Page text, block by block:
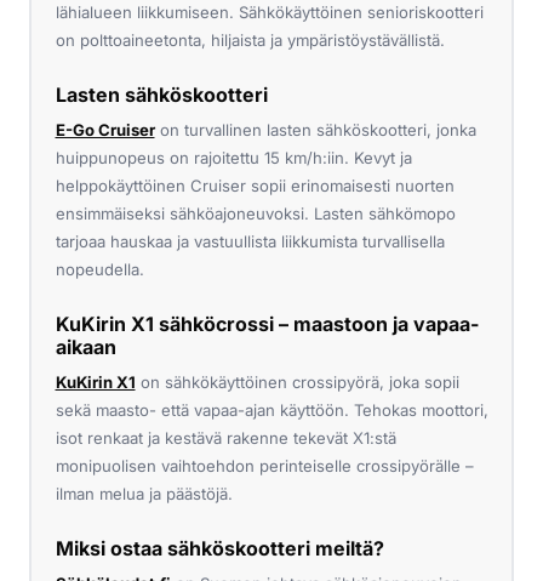
lähialueen liikkumiseen. Sähkökäyttöinen senioriskootteri
on polttoaineetonta, hiljaista ja ympäristöystävällistä.
Lasten sähköskootteri
E-Go Cruiseron turvallinen lasten sähköskootteri, jonka
huippunopeus on rajoitettu 15 km/h:iin. Kevyt ja
helppokäyttöinen Cruiser sopii erinomaisesti nuorten
ensimmäiseksi sähköajoneuvoksi. Lasten sähkömopo
tarjoaa hauskaa ja vastuullista liikkumista turvallisella
nopeudella.
KuKirin X1 sähköcrossi – maastoon ja vapaa-
aikaan
KuKirin X1 on sähkökäyttöinen crossipyörä, joka sopii
sekä maasto- että vapaa-ajan käyttöön. Tehokas moottori,
isot renkaat ja kestävä rakenne tekevät X1:stä
monipuolisen vaihtoehdon perinteiselle crossipyörälle –
ilman melua ja päästöjä.
Miksi ostaa sähköskootteri meiltä?